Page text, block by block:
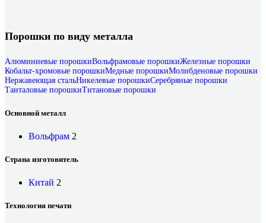
Порошки по виду металла
Алюминиевые порошкиВольфрамовые порошкиЖелезные порошки
Кобальт-хромовые порошкиМедные порошкиМолибденовые порошки
Нержавеющая стальНикелевые порошкиСеребряные порошки
Танталовые порошкиТитановые порошки
Основной металл
Вольфрам 2
Страна изготовитель
Китай 2
Технология печати